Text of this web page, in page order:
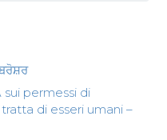
sui permessi di
di esseri umani –